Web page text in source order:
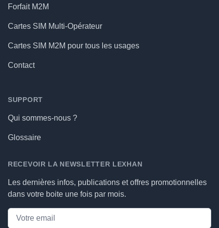
Forfait M2M
Cartes SIM Multi-Opérateur
Cartes SIM M2M pour tous les usages
Contact
SUPPORT
Qui sommes-nous ?
Glossaire
RECEVOIR LA NEWSLETTER LEXHAN
Les dernières infos, publications et offres promotionnelles
dans votre boite une fois par mois.